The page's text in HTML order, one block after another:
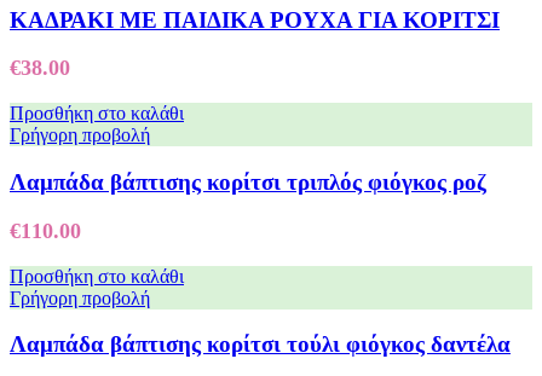
ΚΑΔΡΑΚΙ ΜΕ ΠΑΙΔΙΚΑ ΡΟΥΧΑ ΓΙΑ ΚΟΡΙΤΣΙ
€38.00
Προσθήκη στο καλάθι
Γρήγορη προβολή
Λαμπάδα βάπτισης κορίτσι τριπλός φιόγκος ροζ
€110.00
Προσθήκη στο καλάθι
Γρήγορη προβολή
Λαμπάδα βάπτισης κορίτσι τούλι φιόγκος δαντέλα